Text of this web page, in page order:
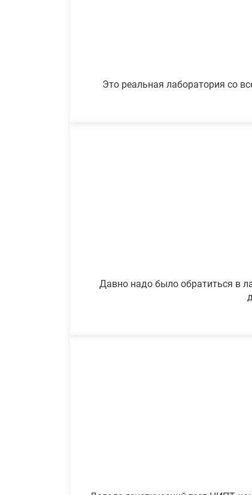
Это реальная лаборатория со
Давно надо было обратиться в